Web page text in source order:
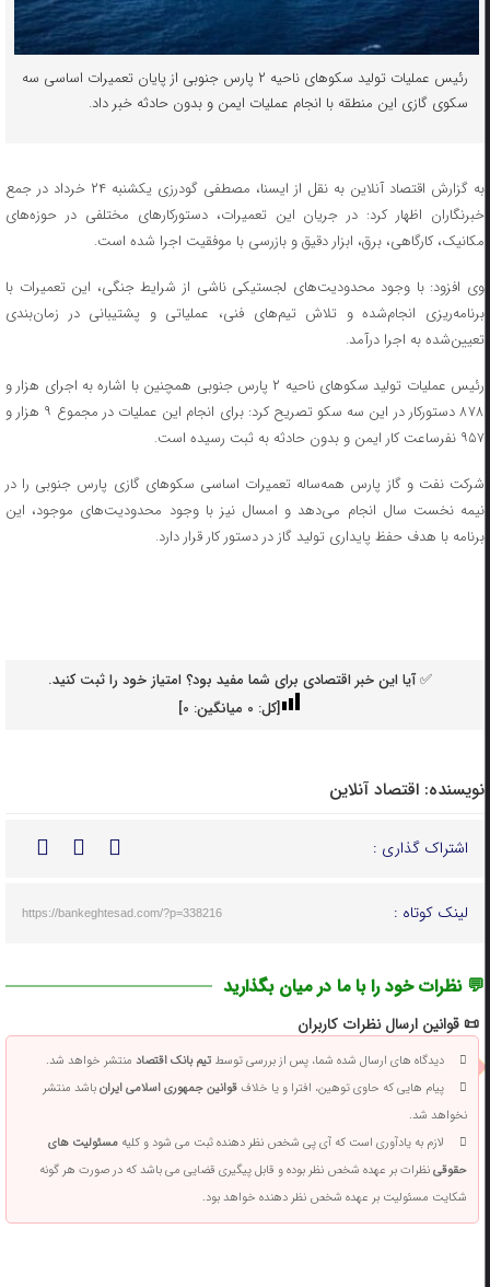
رئیس عملیات تولید سکوهای ناحیه ۲ پارس جنوبی از پایان تعمیرات اساسی سه
سکوی گازی این منطقه با انجام عملیات ایمن و بدون حادثه خبر داد.
به گزارش اقتصاد آنلاین به نقل از ایسنا، مصطفی گودرزی یکشنبه ۲۴ خرداد در جمع
خبرنگاران اظهار کرد: در جریان این تعمیرات، دستورکارهای مختلفی در حوزه‌های
مکانیک، کارگاهی، برق، ابزار دقیق و بازرسی با موفقیت اجرا شده است.
وی افزود: با وجود محدودیت‌های لجستیکی ناشی از شرایط جنگی، این تعمیرات با
برنامه‌ریزی انجام‌شده و تلاش تیم‌های فنی، عملیاتی و پشتیبانی در زمان‌بندی
تعیین‌شده به اجرا درآمد.
رئیس عملیات تولید سکوهای ناحیه ۲ پارس جنوبی همچنین با اشاره به اجرای هزار و
۸۷۸ دستورکار در این سه سکو تصریح کرد: برای انجام این عملیات در مجموع ۹ هزار و
۹۵۷ نفرساعت کار ایمن و بدون حادثه به ثبت رسیده است.
شرکت نفت و گاز پارس همه‌ساله تعمیرات اساسی سکوهای گازی پارس جنوبی را در
نیمه نخست سال انجام می‌دهد و امسال نیز با وجود محدودیت‌های موجود، این
برنامه با هدف حفظ پایداری تولید گاز در دستور کار قرار دارد.
✅ آیا این خبر اقتصادی برای شما مفید بود؟ امتیاز خود را ثبت کنید.
[کل: 0میانگین: 0
]
نویسنده: اقتصاد آنلاین
اشتراک گذاری :
لینک کوتاه : https://bankeghtesad.com/?p=338216
💬 نظرات خود را با ما در میان بگذارید
📜 قوانین ارسال نظرات کاربران
دیدگاه های ارسال شده شما، پس از بررسی توسطتیم بانک اقتصادمنتشر خواهد شد.
پیام هایی که حاوی توهین، افترا و یا خلافقوانین جمهوری اسلامی ایرانباشد منتشر
نخواهد شد.
لازم به یادآوری است که آی پی شخص نظر دهنده ثبت می شود و کلیهمسئولیت های
حقوقینظرات بر عهده شخص نظر بوده و قابل پیگیری قضایی می باشد که در صورت هر گونه
شکایت مسئولیت بر عهده شخص نظر دهنده خواهد بود.